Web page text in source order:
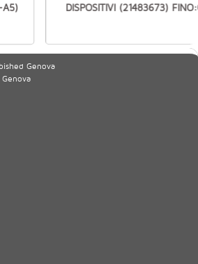
A5)
DISPOSITIVI (21483673)
Genova